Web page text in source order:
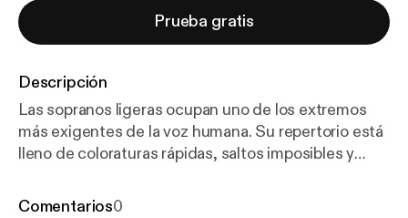
Prueba gratis
Descripción
Las sopranos ligeras ocupan uno de los extremos
más exigentes de la voz humana. Su repertorio está
lleno de coloraturas rápidas, saltos imposibles y
mayoría de las voces puede producir.También
Comentarios0